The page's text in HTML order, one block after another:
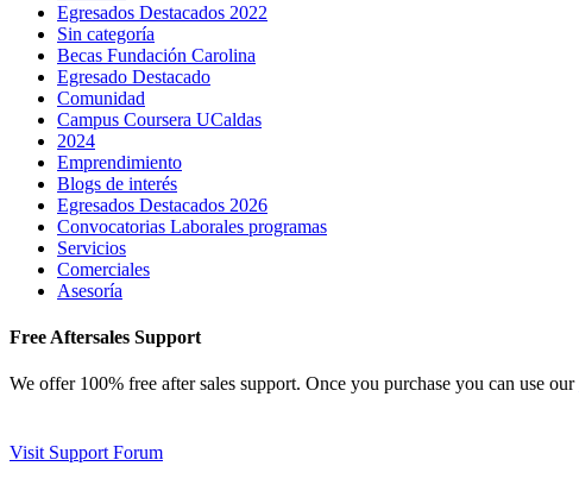
Egresados Destacados 2022
Sin categoría
Becas Fundación Carolina
Egresado Destacado
Comunidad
Campus Coursera UCaldas
2024
Emprendimiento
Blogs de interés
Egresados Destacados 2026
Convocatorias Laborales programas
Servicios
Comerciales
Asesoría
Free Aftersales Support
We offer 100% free after sales support. Once you purchase you can use our
Visit Support Forum